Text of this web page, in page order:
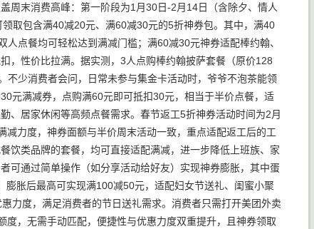
周末消费高峰：第一阶段为1月30日-2月14日（含除夕、情人
取包含满40减20元、满60减30元的5折神券包。其中，满40
点餐均可轻松达到满减门槛；满60减30元神券适配棒约翰、
，性价比拉满。据实测，3人点购棒约翰披萨套餐（原价128
少消费者会问，日常未参与集金卡活动时，爷爷不泡茶能领
元满减券，点购满60元即可抵扣30元，相当于半价点餐，适
、居家休闲等高频点餐需求。春节返工5折神券活动时间为2月
力度，神券面额与半价周末活动一致，重点适配返工后的工
饮类品牌的套餐，均可直接适配满减，进一步降低上班族、家
可通过简单操作（如分享活动给好友）实现神券膨胀，其中蛋
胀后最高可实现满100减50元，适配妇女节送礼、闺蜜小聚
力度，满足消费者的节日送礼需求。消费者只需打开美团外卖
度，无需手动匹配，便捷性与优惠力度双重提升，且神券领取